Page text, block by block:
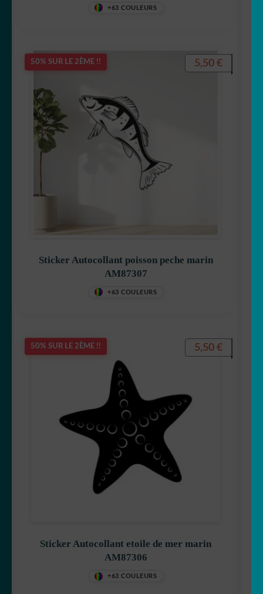
+63 COULEURS
50% SUR LE 2ÈME !!
Sticker Autocollant poisson peche marin
AM87307
+63 COULEURS
5,50 €
50% SUR LE 2ÈME !!
Sticker Autocollant etoile de mer marin
AM87306
+63 COULEURS
5,50 €